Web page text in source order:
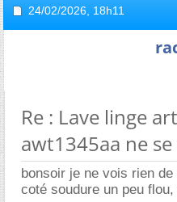
24/02/2026, 18h11
Re : Lave linge
awt1345aa ne
bonsoir je ne vois rien
coté soudure un peu